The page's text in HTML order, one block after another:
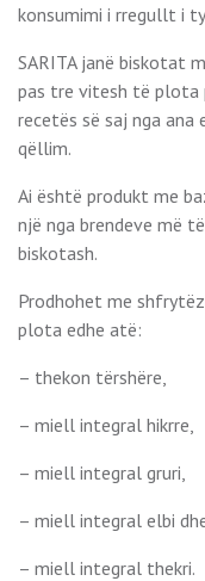
konsumimi i rregullt i
SARITA janë biskotat
pas tre vitesh të plota
recetës së saj nga
qëllim.
Ai është produkt me
një nga brendeve më
biskotash.
Prodhohet me
plota edhe atë:
– thekon tërshëre,
– miell integral hikrre,
– miell integral gruri,
– miell integral elbi
– miell integral thekri.